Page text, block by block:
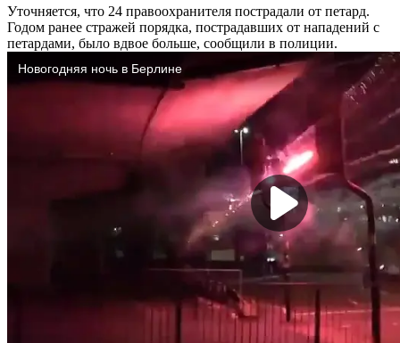
Уточняется, что 24 правоохранителя пострадали от петард.
Годом ранее стражей порядка, пострадавших от нападений с
петардами, было вдвое больше, сообщили в полиции.